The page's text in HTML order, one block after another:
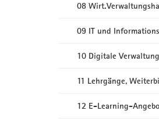
08
09 IT und
10 Digitale Verwaltung
11 Lehrgänge,
12 E-Learning-